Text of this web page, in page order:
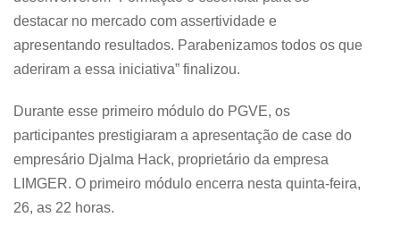
destacar no mercado com assertividade e
apresentando resultados. Parabenizamos todos os que
aderiram a essa iniciativa” finalizou.
Durante esse primeiro módulo do PGVE, os
participantes prestigiaram a apresentação de case do
empresário Djalma Hack, proprietário da empresa
LIMGER. O primeiro módulo encerra nesta quinta-feira,
26, as 22 horas.